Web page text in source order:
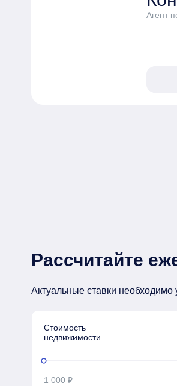
Агент
Рассчитайте
Актуальные ставки необходимо
Стоимость
недвижимости
1 000 ₽